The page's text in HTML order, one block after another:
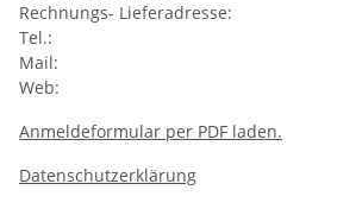
Rechnungs- Lieferadresse:
Tel.:
Mail:
Web:
Anmeldeformular per PDF laden.
Datenschutzerklärung